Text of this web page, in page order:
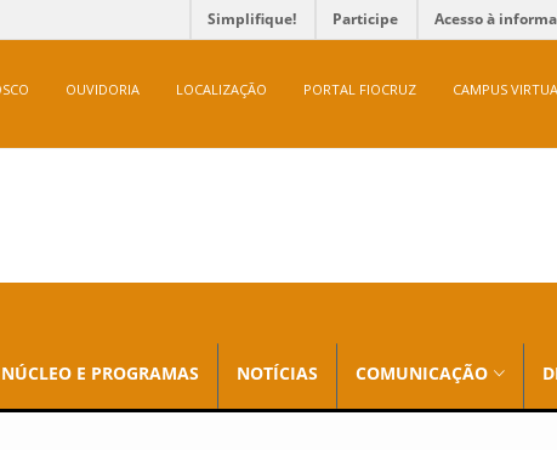
Simplifique! Participe Acesso à
OUVIDORIA LOCALIZAÇÃO PORTAL FIOCRUZ CAMPUS
NÚCLEO E PROGRAMAS NOTÍCIAS COMUNICAÇÃO